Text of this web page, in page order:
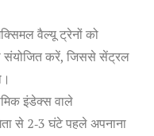
वैल्यू ट्रेनों को
संयोजित करें, जिससे सेंट्रल
इंडेक्स वाले
से 2‑3 घंटे पहले अपनाना